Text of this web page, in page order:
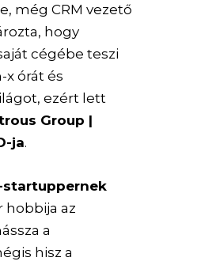
még CRM vezető
hogy
cégébe teszi
x órát és
ezért lett
Group |
ja.
startuppernek
hobbija az
a
hisz a